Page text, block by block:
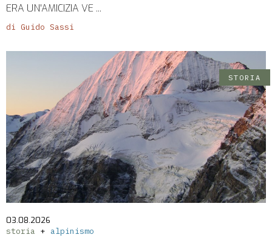
ERA UN'AMICIZIA VE ...
di Guido Sassi
STORIA
03.08.2026
storia
alpinismo